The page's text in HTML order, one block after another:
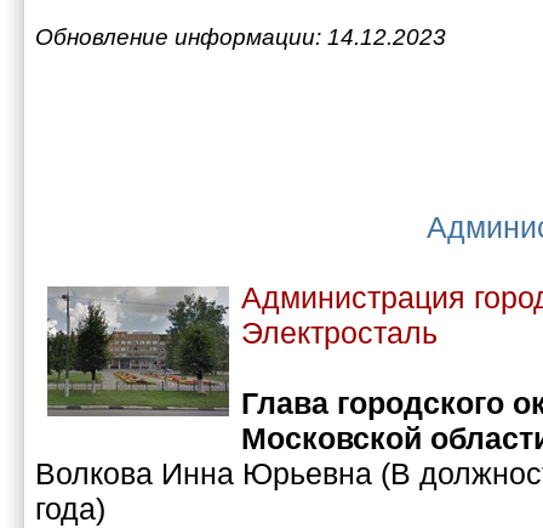
Обновление информации: 14.12.2023
Администрация
Электросталь
Глава городского
Московской
Волкова Инна Юрьевна (В
года)